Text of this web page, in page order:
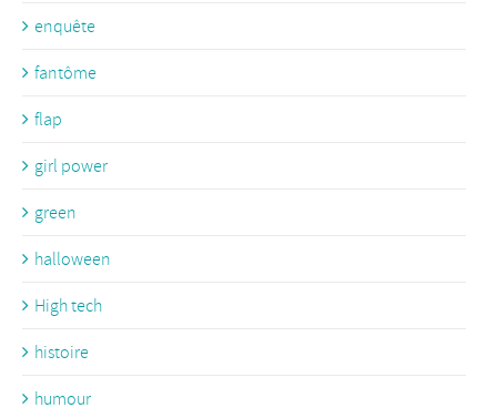
enquête
fantôme
flap
girl power
green
halloween
High tech
histoire
humour